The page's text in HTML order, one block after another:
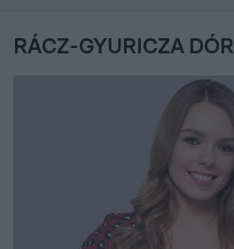
RÁCZ-GYURICZA DÓRI